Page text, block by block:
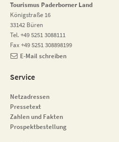
Tourismus Paderborner Land
Königstraße 16
33142 Büren
Tel. +49 5251 3088111
Fax +49 5251 308898199
E-Mail schreiben
Service
Netzadressen
Pressetext
Zahlen und Fakten
Prospektbestellung